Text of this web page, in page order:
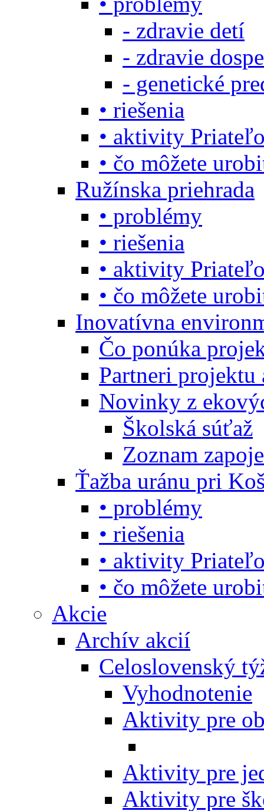
- zdravie detí
- zdravie
- genetické
• riešenia
• aktivity
• čo môžete
Ružínska priehrada
• problémy
• riešenia
• aktivity
• čo môžete
Inovatívna
Čo ponúka
Partneri projektu
Novinky z
Školská súťaž
Zoznam
Ťažba uránu pri
• problémy
• riešenia
• aktivity
• čo môžete
Akcie
Archív akcií
Celoslovenský
Vyhodnotenie
Aktivity pre
Aktivity pre
Aktivity pre